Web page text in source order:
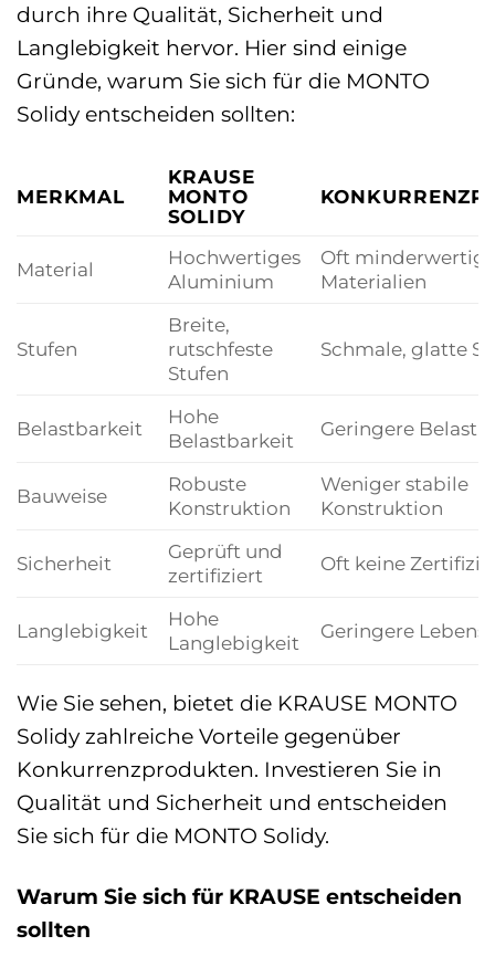
durch ihre Qualität, Sicherheit und
Langlebigkeit hervor. Hier sind einige
Gründe, warum Sie sich für die MONTO
Solidy entscheiden sollten:
MERKMAL
KRAUSE
MONTO
SOLIDY
Material
Hochwertiges
Aluminium
Oft
Materialien
Stufen
Breite,
rutschfeste
Stufen
Schmale, glatte
Belastbarkeit
Hohe
Belastbarkeit
Geringere
Bauweise
Robuste
Konstruktion
Weniger stabile
Konstruktion
Sicherheit
Geprüft und
zertifiziert
Oft keine
Langlebigkeit
Hohe
Langlebigkeit
Geringere
Wie Sie sehen, bietet die KRAUSE MONTO
Solidy zahlreiche Vorteile gegenüber
Konkurrenzprodukten. Investieren Sie in
Qualität und Sicherheit und entscheiden
Sie sich für die MONTO Solidy.
Warum Sie sich für KRAUSE entscheiden
sollten